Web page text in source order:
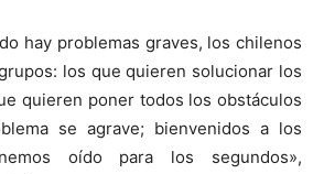
hay problemas graves, los chilenos
los que quieren solucionar los
quieren poner todos los obstáculos
se agrave; bienvenidos a los
oído para los segundos»,